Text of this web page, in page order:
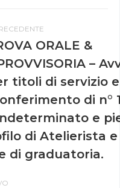
ORALE &
–
titoli di servizio
di n°
e
di Atelierista e
di graduatoria.